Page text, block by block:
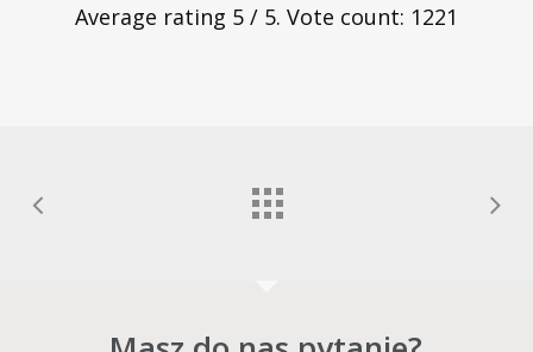
Average rating 5/ 5. Vote count: 1221